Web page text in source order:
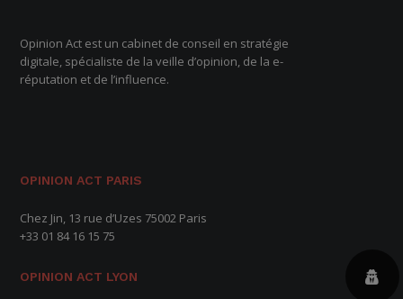
Opinion Act est un cabinet de conseil en stratégie
digitale, spécialiste de la veille d’opinion, de la e-
réputation et de l’influence.
OPINION ACT PARIS
Chez Jin, 13 rue d’Uzes 75002 Paris
+33 01 84 16 15 75
OPINION ACT LYON